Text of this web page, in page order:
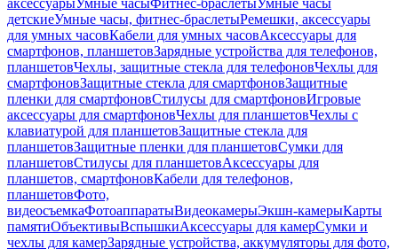
аксессуарыУмные часыФитнес-браслетыУмные часы
детскиеУмные часы, фитнес-браслетыРемешки, аксессуары
для умных часовКабели для умных часовАксессуары для
смартфонов, планшетовЗарядные устройства для телефонов,
планшетовЧехлы, защитные стекла для телефоновЧехлы для
смартфоновЗащитные стекла для смартфоновЗащитные
пленки для смартфоновСтилусы для смартфоновИгровые
аксессуары для смартфоновЧехлы для планшетовЧехлы с
клавиатурой для планшетовЗащитные стекла для
планшетовЗащитные пленки для планшетовСумки для
планшетовСтилусы для планшетовАксессуары для
планшетов, смартфоновКабели для телефонов,
планшетовФото,
видеосъемкаФотоаппаратыВидеокамерыЭкшн-камерыКарты
памятиОбъективыВспышкиАксессуары для камерСумки и
чехлы для камерЗарядные устройства, аккумуляторы для фото,